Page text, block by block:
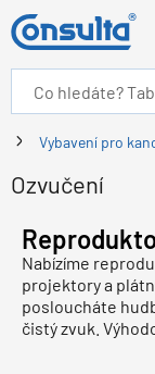
Vybavení pro
Ozvučení
Nabízíme
projektory a
posloucháte
čistý zvuk.